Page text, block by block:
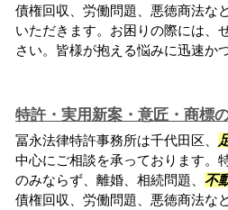
債権回収、労働問題、悪徳商法な
いただきます。お困りの際には、
さい。皆様が抱える悩みに迅速か
特許・実用新案・意匠・商標
冨永法律特許事務所は千代田区、
中心にご相談を承っております。
のみならず、離婚、相続問題、 不
債権回収、労働問題、悪徳商法な